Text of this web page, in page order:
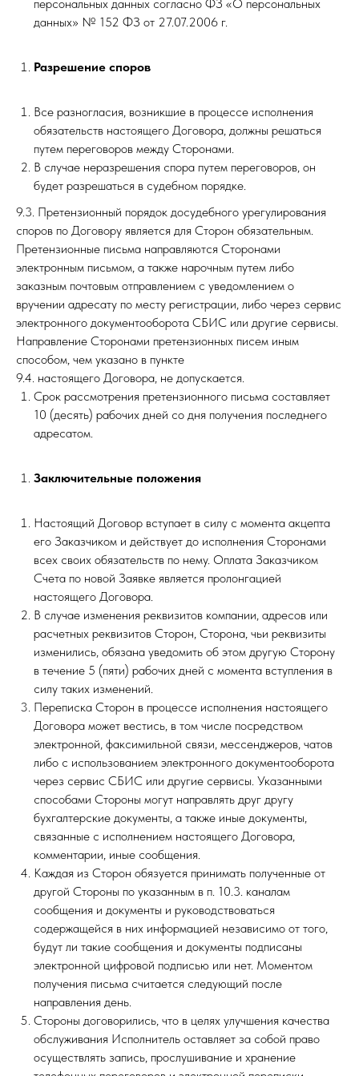
персональных данных согласно ФЗ «О персональных
данных» № 152 ФЗ от 27.07.2006 г.
Разрешение споров
Все разногласия, возникшие в процессе исполнения
обязательств настоящего Договора, должны решаться
путем переговоров между Сторонами.
В случае неразрешения спора путем переговоров, он
будет разрешаться в судебном порядке.
9.3. Претензионный порядок досудебного урегулирования
споров по Договору является для Сторон обязательным.
Претензионные письма направляются Сторонами
электронным письмом, а также нарочным путем либо
заказным почтовым отправлением с уведомлением о
вручении адресату по месту регистрации, либо через сервис
электронного документооборота СБИС или другие сервисы.
Направление Сторонами претензионных писем иным
способом, чем указано в пункте
9.4. настоящего Договора, не допускается.
Срок рассмотрения претензионного письма составляет
10 (десять) рабочих дней со дня получения последнего
адресатом.
Заключительные положения
Настоящий Договор вступает в силу с момента акцепта
его Заказчиком и действует до исполнения Сторонами
всех своих обязательств по нему. Оплата Заказчиком
Счета по новой Заявке является пролонгацией
настоящего Договора.
В случае изменения реквизитов компании, адресов или
расчетных реквизитов Сторон, Сторона, чьи реквизиты
изменились, обязана уведомить об этом другую Сторону
в течение 5 (пяти) рабочих дней с момента вступления в
силу таких изменений.
Переписка Сторон в процессе исполнения настоящего
Договора может вестись, в том числе посредством
электронной, факсимильной связи, мессенджеров, чатов
либо с использованием электронного документооборота
через сервис СБИС или другие сервисы. Указанными
способами Стороны могут направлять друг другу
бухгалтерские документы, а также иные документы,
связанные с исполнением настоящего Договора,
комментарии, иные сообщения.
Каждая из Сторон обязуется принимать полученные от
другой Стороны по указанным в п. 10.3. каналам
сообщения и документы и руководствоваться
содержащейся в них информацией независимо от того,
будут ли такие сообщения и документы подписаны
электронной цифровой подписью или нет. Моментом
получения письма считается следующий после
направления день.
Стороны договорились, что в целях улучшения качества
обслуживания Исполнитель оставляет за собой право
осуществлять запись, прослушивание и хранение